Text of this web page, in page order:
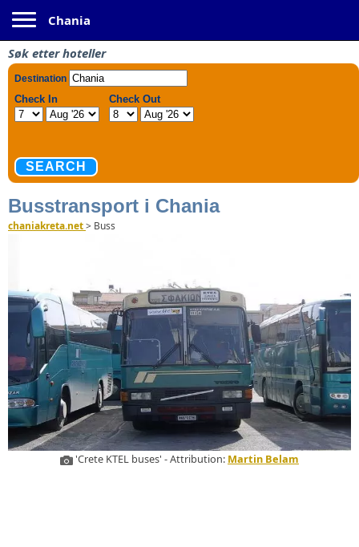
Chania
Søk etter hoteller
Busstransport i Chania
chaniakreta.net> Buss
'Crete KTEL buses' - Attribution: Martin Belam